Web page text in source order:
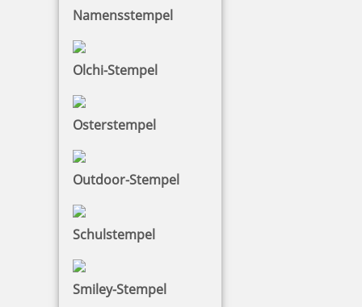
Namensstempel
Olchi-Stempel
Osterstempel
Outdoor-Stempel
Schulstempel
Smiley-Stempel